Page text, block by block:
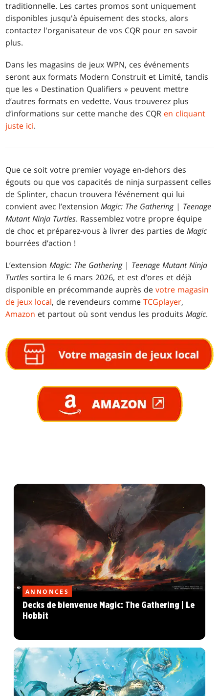
traditionnelle. Les cartes promos sont uniquement
disponibles jusqu'à épuisement des stocks, alors
contactez l'organisateur de vos CQR pour en savoir
plus.
Dans les magasins de jeux WPN, ces événements
seront aux formats Modern Construit et Limité, tandis
que les « Destination Qualifiers » peuvent mettre
d’autres formats en vedette. Vous trouverez plus
d’informations sur cette manche des CQR en cliquant
juste ici.
Que ce soit votre premier voyage en-dehors des
égouts ou que vos capacités de ninja surpassent celles
de Splinter, chacun trouvera l’événement qui lui
convient avec l’extensionMagic: The Gathering| Teenage
Mutant Ninja Turtles. Rassemblez votre propre équipe
de choc et préparez-vous à livrer des parties deMagic
bourrées d’action !
L’extensionMagic: The Gathering| Teenage Mutant Ninja
Turtles sortira le 6 mars 2026, et est d’ores et déjà
disponible en précommande auprès devotre magasin
de jeux local, de revendeurs commeTCGplayer,
Amazon et partout où sont vendus les produitsMagic.
ANNONCES
Decks de bienvenue Magic: The Gathering | Le
Hobbit